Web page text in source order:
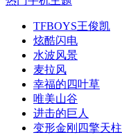
TFBOYS王俊凯
炫酷闪电
水波风景
麦拉风
幸福的四叶草
唯美山谷
进击的巨人
变形金刚四擎天柱